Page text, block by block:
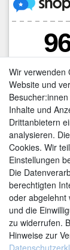
Wir verwenden
Website und
Inhalte und
Drittanbietern
analysieren.
Cookies. Wir
Einstellungen
Die
berechtigten
oder abgelehnt
und die
zu widerrufen.
Hinweise zur